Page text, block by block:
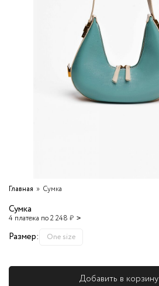
Главная Сумка
Сумка
4 платежа по 2 248 ₽
Размер: One size
Добавить в корзину